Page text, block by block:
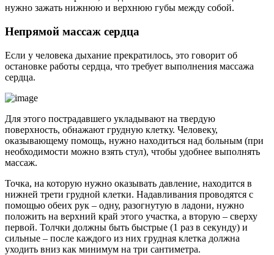
нужно зажать нижнюю и верхнюю губы между собой.
Непрямой массаж сердца
Если у человека дыхание прекратилось, это говорит об
остановке работы сердца, что требует выполнения массажа
сердца.
Для этого пострадавшего укладывают на твердую
поверхность, обнажают грудную клетку. Человеку,
оказывающему помощь, нужно находиться над больным (при
необходимости можно взять стул), чтобы удобнее выполнять
массаж.
Точка, на которую нужно оказывать давление, находится в
нижней трети грудной клетки. Надавливания проводятся с
помощью обеих рук – одну, разогнутую в ладони, нужно
положить на верхний край этого участка, а вторую – сверху
первой. Толчки должны быть быстрые (1 раз в секунду) и
сильные – после каждого из них грудная клетка должна
уходить вниз как минимум на три сантиметра.